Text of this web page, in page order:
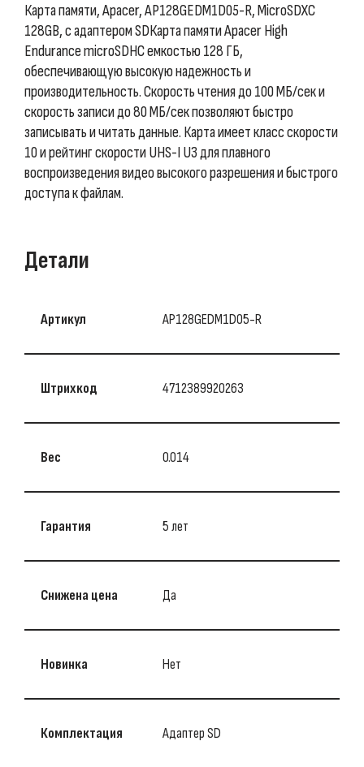
Карта памяти, Apacer, AP128GEDM1D05-R, MicroSDXC
128GB, с адаптером SDКарта памяти Apacer High
Endurance microSDHC емкостью 128 ГБ,
обеспечивающую высокую надежность и
производительность. Скорость чтения до 100 МБ/сек и
скорость записи до 80 МБ/сек позволяют быстро
записывать и читать данные. Карта имеет класс скорости
10 и рейтинг скорости UHS-I U3 для плавного
воспроизведения видео высокого разрешения и быстрого
доступа к файлам.
Детали
Артикул AP128GEDM1D05-R
Штрихкод 4712389920263
Вес 0.014
Гарантия 5 лет
Снижена цена Да
Новинка Нет
Комплектация Адаптер SD